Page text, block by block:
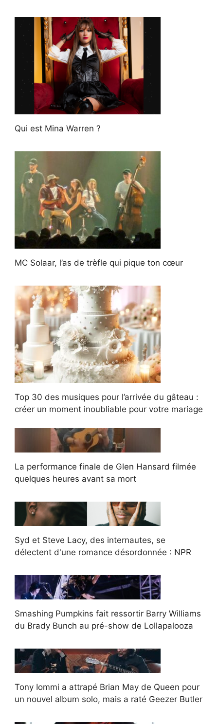
Qui est Mina Warren ?
MC Solaar, l’as de trèfle qui pique ton cœur
Top 30 des musiques pour l’arrivée du gâteau :
créer un moment inoubliable pour votre mariage
La performance finale de Glen Hansard filmée
quelques heures avant sa mort
Syd et Steve Lacy, des internautes, se
délectent d'une romance désordonnée : NPR
Smashing Pumpkins fait ressortir Barry Williams
du Brady Bunch au pré-show de Lollapalooza
Tony Iommi a attrapé Brian May de Queen pour
un nouvel album solo, mais a raté Geezer Butler